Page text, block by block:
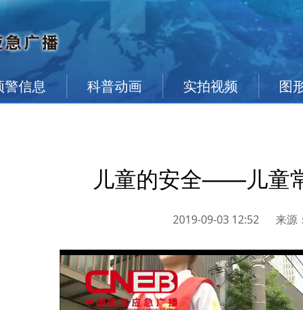
警信息 科普动画 实拍视频 图
儿童的安全——儿童
2019-09-03 12:52 来源：